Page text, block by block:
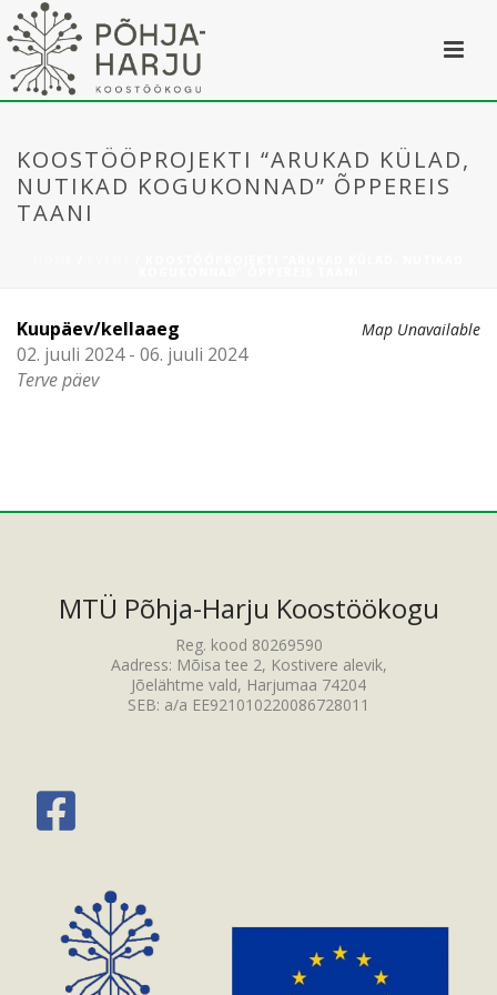
KOOSTÖÖPROJEKTI “ARUKAD KÜLAD,
NUTIKAD KOGUKONNAD” ÕPPEREIS
TAANI
Map Unavailable
Kuupäev/kellaaeg
02. juuli 2024 - 06. juuli 2024
Terve päev
MTÜ Põhja-Harju Koostöökogu
Reg. kood 80269590
Aadress: Mõisa tee 2, Kostivere alevik,
Jõelähtme vald, Harjumaa 74204
SEB: a/a EE921010220086728011